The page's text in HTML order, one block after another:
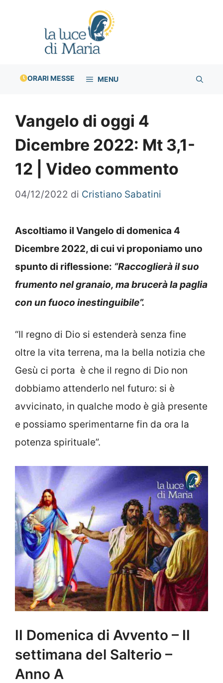
ORARI MESSE MENU
Vangelo di oggi 4
Dicembre 2022: Mt 3,1-
12 | Video commento
04/12/2022 di Cristiano Sabatini
Ascoltiamo il Vangelo di domenica 4
Dicembre 2022, di cui vi proponiamo uno
spunto di riflessione: “Raccoglierà il suo
frumento nel granaio, ma brucerà la paglia
con un fuoco inestinguibile”.
“Il regno di Dio si estenderà senza fine
oltre la vita terrena, ma la bella notizia che
Gesù ci porta è che il regno di Dio non
dobbiamo attenderlo nel futuro: si è
avvicinato, in qualche modo è già presente
e possiamo sperimentarne fin da ora la
potenza spirituale”.
II Domenica di Avvento – II
settimana del Salterio –
Anno A